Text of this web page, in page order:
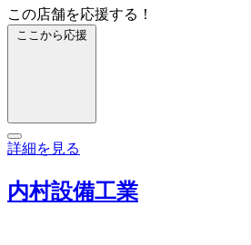
この店舗を応援する！
ここから応援
詳細を見る
内村設備工業